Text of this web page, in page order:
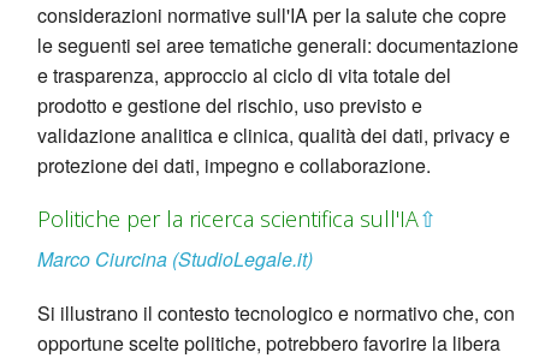
considerazioni normative sull'IA per la salute che copre
le seguenti sei aree tematiche generali: documentazione
e trasparenza, approccio al ciclo di vita totale del
prodotto e gestione del rischio, uso previsto e
validazione analitica e clinica, qualità dei dati, privacy e
protezione dei dati, impegno e collaborazione.
Politiche per la ricerca scientifica sull'IA⇧
Marco Ciurcina (StudioLegale.it)
Si illustrano il contesto tecnologico e normativo che, con
opportune scelte politiche, potrebbero favorire la libera